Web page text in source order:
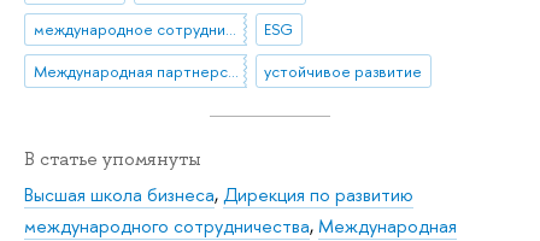
международное сотрудничество
ESG
Международная партнерская неделя
устойчивое развитие
В статье упомянуты
Высшая школа бизнеса,Дирекция по развитию
международного сотрудничества,Международная